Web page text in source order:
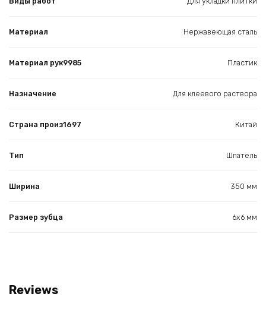
Материал Нержавеющая сталь
Материал рук9985 Пластик
Назначение Для клеевого раствора
Страна произ1697 Китай
Тип Шпатель
Ширина 350 мм
Размер зубца 6х6 мм
Reviews